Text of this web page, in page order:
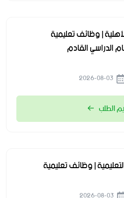
| وظائف تعليمية
الدراسي القادم
الطلب
| وظائف تعليمية